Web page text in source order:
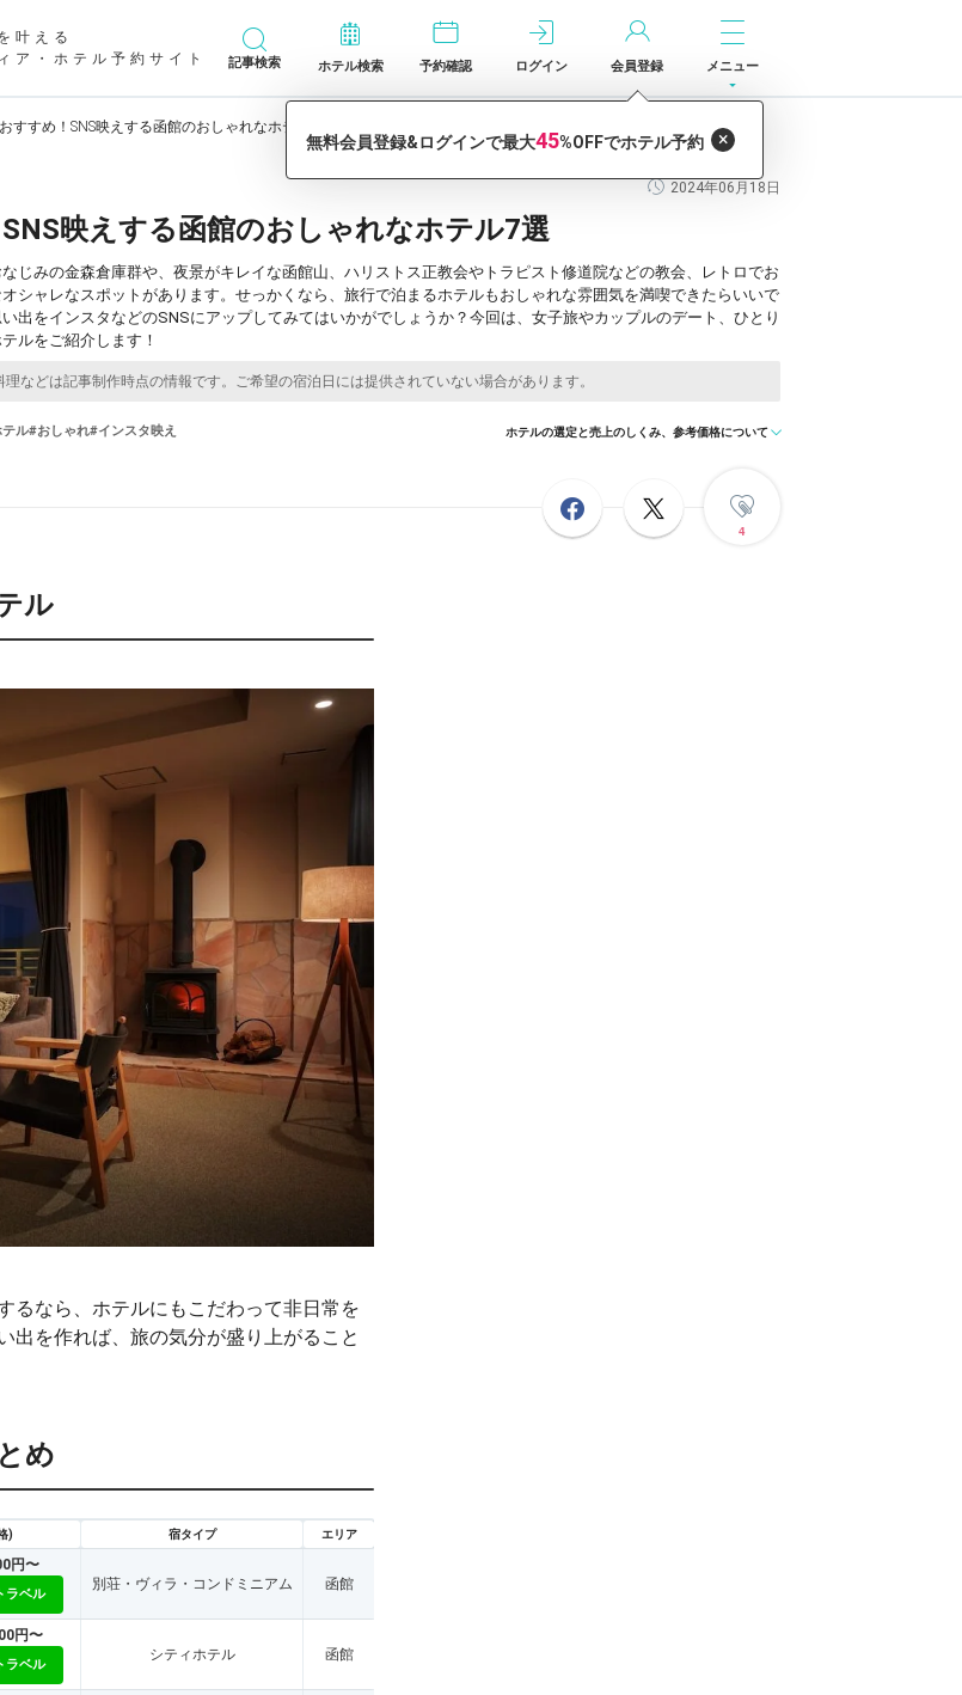
叶える
ア・ホテル予約サイト
記事検索 ホテル検索 予約確認 ログイン 会員登録 メニュー
すすめ！SNS映えする函館のおしゃれなホテル7選
2024年06月18日
映えする函館のおしゃれなホテル7選
じみの金森倉庫群や、夜景がキレイな函館山、ハリストス正教会やトラピスト修道院などの教会、レトロでお
シャレなスポットがあります。せっかくなら、旅行で泊まるホテルもおしゃれな雰囲気を満喫できたらいいで
出をインスタなどのSNSにアップしてみてはいかがでしょうか？今回は、女子旅やカップルのデート、ひとり
ルをご紹介します！
ル#おしゃれ#インスタ映え ホテルの選定と売上のしくみ、参考価格について
4
ル
るなら、ホテルにもこだわって非日常を
出を作れば、旅の気分が盛り上がること
め
) 宿タイプ エリア
円〜
ラベル
別荘・ヴィラ・コンドミニアム 函館
円〜
ラベル
シティホテル 函館